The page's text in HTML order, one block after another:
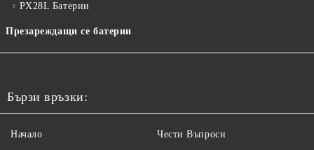
PX28L Батерии
Презареждащи се батерии
Бързи връзки:
Начало Чести Въпроси